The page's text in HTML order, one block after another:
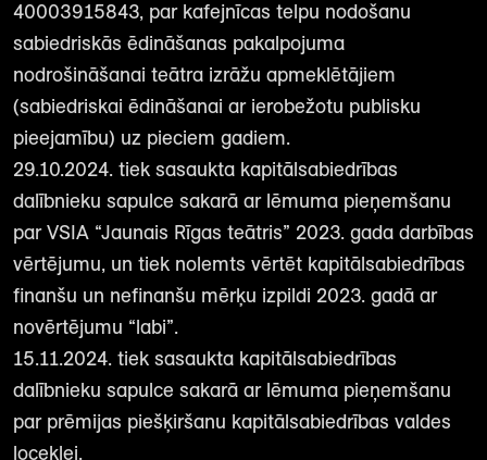
40003915843, par kafejnīcas telpu nodošanu
sabiedriskās ēdināšanas pakalpojuma
nodrošināšanai teātra izrāžu apmeklētājiem
(sabiedriskai ēdināšanai ar ierobežotu publisku
pieejamību) uz pieciem gadiem.
29.10.2024. tiek sasaukta kapitālsabiedrības
dalībnieku sapulce sakarā ar lēmuma pieņemšanu
par VSIA “Jaunais Rīgas teātris” 2023. gada darbības
vērtējumu, un tiek nolemts vērtēt kapitālsabiedrības
finanšu un nefinanšu mērķu izpildi 2023. gadā ar
novērtējumu “labi”.
15.11.2024. tiek sasaukta kapitālsabiedrības
dalībnieku sapulce sakarā ar lēmuma pieņemšanu
par prēmijas piešķiršanu kapitālsabiedrības valdes
loceklei.